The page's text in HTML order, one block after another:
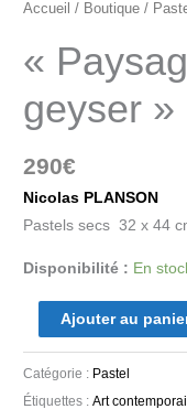
Accueil / Boutique /
«
geyser »
290€
Nicolas PLANSON
Pastels secs 32 x 44
Disponibilité : En
Ajouter au
Catégorie : Pastel
Étiquettes :Art